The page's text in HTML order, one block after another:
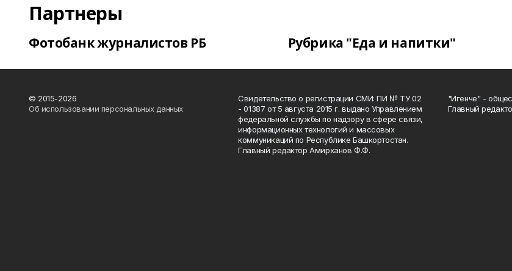
Партнеры
Фотобанк журналистов РБ Рубрика "Еда и напитки"
© 2015-2026
Об использовании персональных данных
Свидетельство о регистрации СМИ: ПИ № ТУ 02
- 01387 от 5 августа 2015 г. выдано Управлением
федеральной службы по надзору в сфере связи,
информационных технологий и массовых
коммуникаций по Республике Башкортостан.
Главный редактор Амирханов Ф.Ф.
"Игенче" -
Главный